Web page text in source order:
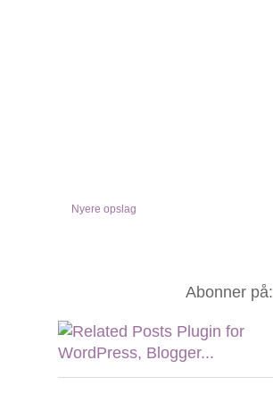
Nyere opslag
Abonner på: